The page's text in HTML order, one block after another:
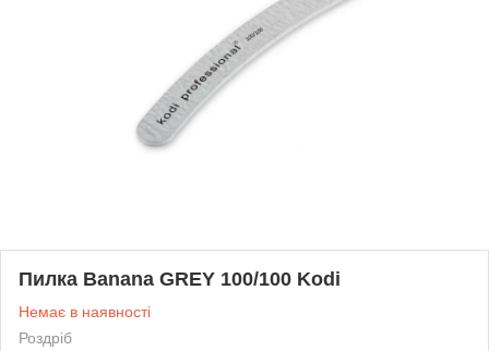
Пилка Banana GREY 100/100 Kodi
Немає в наявності
Роздріб